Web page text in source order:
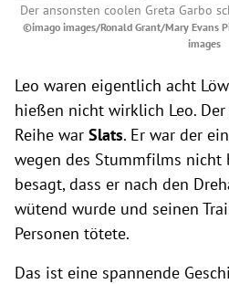
Der ansonsten coolen Greta Garbo
©imago images/Ronald Grant/Mary Evans
images
Leo waren eigentlich acht
hießen nicht wirklich Leo.
Reihe war Slats. Er war der
wegen des Stummfilms nicht
besagt, dass er nach den
wütend wurde und seinen
Personen tötete.
Das ist eine spannende